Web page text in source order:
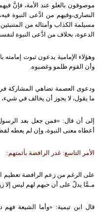
موصوفون بالغلو عند الأمة، فإنَّ
النصارى،وفيهم من ادَّعى النبوة
مسيلمة الكذاب وأمثاله من
الدعوة، بخلاف من ادَّعى النبوة
وهؤلاء الإمامية يدعون ثبوت
وأن القوم ظلمو وغصبوه.
ودعوى العصمة تضاهي المشاركة
ما يقول، لا يجوز أن يخالف في شيء،
إلى أن قال: «فمن جعل بعد
أعطاه معنى النبوة، وإن لم يعطه
الأمر التاسع: غدر الرافضة بأئمتهم:
على الرغم من زعم الرافضة تعظيم
مـمَّا يدلّ على أن حبهم لهم ليس إلا
قال ابن تيمية: «وأما الشيعة فهم